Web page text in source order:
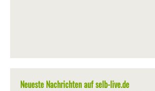
Neueste Nachrichten auf selb-live.de